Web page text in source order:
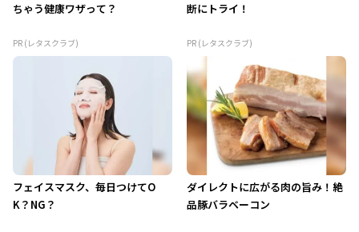
ちゃう健康ワザって？
PR (レタスクラブ)
断にトライ！
PR (レタスクラブ)
フェイスマスク、毎日つけてO
K？NG？
ダイレクトに広がる肉の旨み！絶
品豚バラベーコン